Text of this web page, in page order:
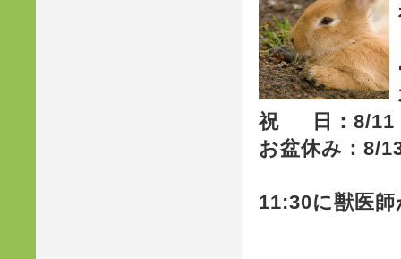
祝 日：8/11
お盆休み：8/
11:30に獣医